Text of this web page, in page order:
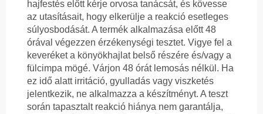
hajfestés előtt kérje orvosa tanácsát, és kövesse
az utasításait, hogy elkerülje a reakció esetleges
súlyosbodását. A termék alkalmazása előtt 48
órával végezzen érzékenységi tesztet. Vigye fel a
keveréket a könyökhajlat belső részére és/vagy a
fülcimpa mögé. Várjon 48 órát lemosás nélkül. Ha
ez idő alatt irritáció, gyulladás vagy viszketés
jelentkezik, ne alkalmazza a készítményt. A teszt
során tapasztalt reakció hiánya nem garantálja,